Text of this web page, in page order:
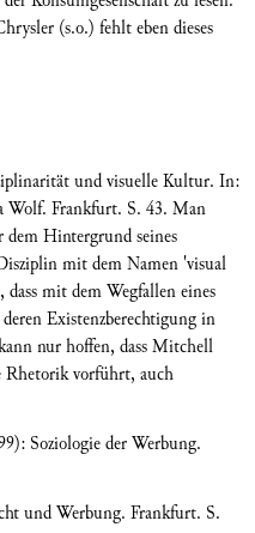
(s.o.) fehlt eben dieses
und visuelle Kultur. In:
Wolf. Frankfurt. S. 43. Man
Hintergrund seines
mit dem Namen 'visual
dass mit dem Wegfallen eines
Existenzberechtigung in
nur hoffen, dass Mitchell
Rhetorik vorführt, auch
Soziologie der Werbung.
und Werbung. Frankfurt. S.